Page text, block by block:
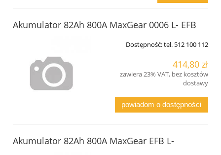
Akumulator 82Ah 800A MaxGear 0006 L- EFB
Dostępność:tel. 512 100 112
414,80 zł
zawiera 23% VAT, bez kosztów
dostawy
powiadom o dostępności
Akumulator 82Ah 800A MaxGear EFB L-